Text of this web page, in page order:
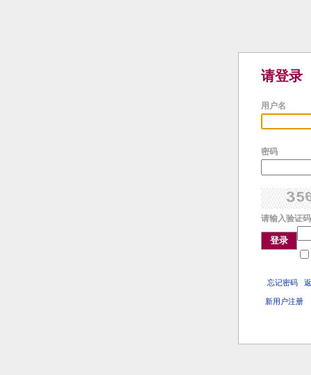
请登录
用户名
密码
请输入验证
登录
忘记密码
新用户注册